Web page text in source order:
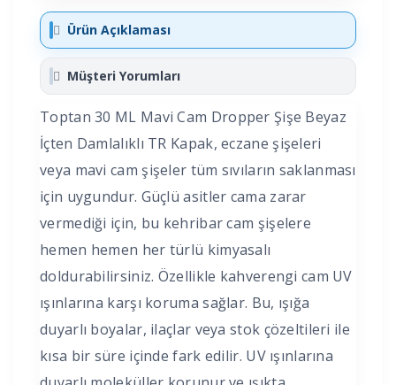
Ürün Açıklaması
Müşteri Yorumları
Toptan 30 ML Mavi Cam Dropper Şişe Beyaz
İçten Damlalıklı TR Kapak, eczane şişeleri
veya mavi cam şişeler tüm sıvıların saklanması
için uygundur. Güçlü asitler cama zarar
vermediği için, bu kehribar cam şişelere
hemen hemen her türlü kimyasalı
doldurabilirsiniz. Özellikle kahverengi cam UV
ışınlarına karşı koruma sağlar. Bu, ışığa
duyarlı boyalar, ilaçlar veya stok çözeltileri ile
kısa bir süre içinde fark edilir. UV ışınlarına